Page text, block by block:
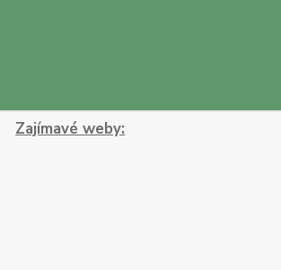
Zajímavé weby: